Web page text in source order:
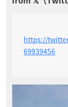
https://
69939456